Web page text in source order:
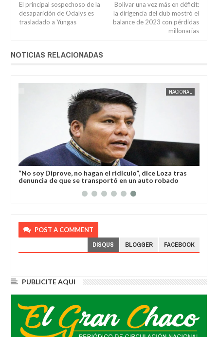
El principal sospechoso de la
desaparición de Odalys es
trasladado a Yungas
Bolívar una vez más en déficit:
la dirigencia del club mostró el
balance de 2023 con pérdidas
millonarias
NOTICIAS RELACIONADAS
AUG 04,
NACIONAL
“No soy Diprove, no hagan el ridículo”, dice Loza tras
denuncia de que se transportó en un auto robado
POST A COMMENT
DISQUS BLOGGER FACEBOOK
PUBLICITE AQUI